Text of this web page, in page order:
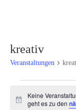
kreativ
Veranstaltungen
für
Hinweis
Keine
geht es zu den